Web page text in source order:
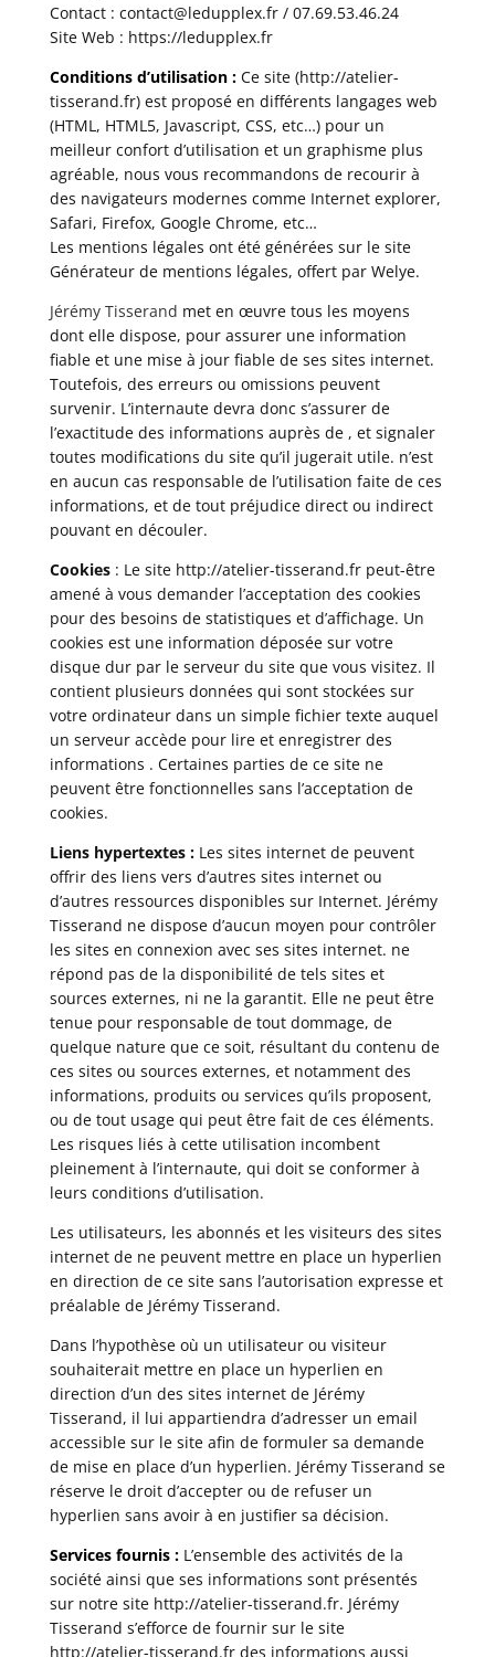
Contact : contact@ledupplex.fr/ 07.69.53.46.24
Site Web : https://ledupplex.fr
Conditions d’utilisation : Ce site (http://atelier-
tisserand.fr) est proposé en différents langages web
(HTML, HTML5, Javascript, CSS, etc…) pour un
meilleur confort d’utilisation et un graphisme plus
agréable, nous vous recommandons de recourir à
des navigateurs modernes comme Internet explorer,
Safari, Firefox, Google Chrome, etc…
Les mentions légales ont été générées sur le site
Générateur de mentions légales, offert par Welye.
Jérémy Tisserand met en œuvre tous les moyens
dont elle dispose, pour assurer une information
fiable et une mise à jour fiable de ses sites internet.
Toutefois, des erreurs ou omissions peuvent
survenir. L’internaute devra donc s’assurer de
l’exactitude des informations auprès de , et signaler
toutes modifications du site qu’il jugerait utile. n’est
en aucun cas responsable de l’utilisation faite de ces
informations, et de tout préjudice direct ou indirect
pouvant en découler.
Cookies: Le site http://atelier-tisserand.frpeut-être
amené à vous demander l’acceptation des cookies
pour des besoins de statistiques et d’affichage. Un
cookies est une information déposée sur votre
disque dur par le serveur du site que vous visitez. Il
contient plusieurs données qui sont stockées sur
votre ordinateur dans un simple fichier texte auquel
un serveur accède pour lire et enregistrer des
informations . Certaines parties de ce site ne
peuvent être fonctionnelles sans l’acceptation de
cookies.
Liens hypertextes :Les sites internet de peuvent
offrir des liens vers d’autres sites internet ou
d’autres ressources disponibles sur Internet. Jérémy
Tisserand ne dispose d’aucun moyen pour contrôler
les sites en connexion avec ses sites internet. ne
répond pas de la disponibilité de tels sites et
sources externes, ni ne la garantit. Elle ne peut être
tenue pour responsable de tout dommage, de
quelque nature que ce soit, résultant du contenu de
ces sites ou sources externes, et notamment des
informations, produits ou services qu’ils proposent,
ou de tout usage qui peut être fait de ces éléments.
Les risques liés à cette utilisation incombent
pleinement à l’internaute, qui doit se conformer à
leurs conditions d’utilisation.
Les utilisateurs, les abonnés et les visiteurs des sites
internet de ne peuvent mettre en place un hyperlien
en direction de ce site sans l’autorisation expresse et
préalable de Jérémy Tisserand.
Dans l’hypothèse où un utilisateur ou visiteur
souhaiterait mettre en place un hyperlien en
direction d’un des sites internet de Jérémy
Tisserand, il lui appartiendra d’adresser un email
accessible sur le site afin de formuler sa demande
de mise en place d’un hyperlien. Jérémy Tisserand se
réserve le droit d’accepter ou de refuser un
hyperlien sans avoir à en justifier sa décision.
Services fournis : L’ensemble des activités de la
société ainsi que ses informations sont présentés
sur notre site http://atelier-tisserand.fr. Jérémy
Tisserand s’efforce de fournir sur le site
http://atelier-tisserand.fr des informations aussi